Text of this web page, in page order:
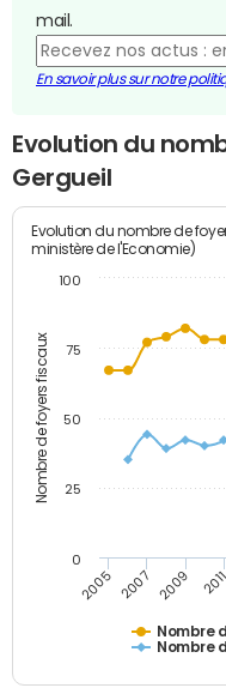
mail.
En savoir plus sur notre
Evolution du
Gergueil
Nombre de foyers fiscaux
Evolution du nombre de
ministère de l'Economie)
Nombre
Nombre
2005 2007 2009 2011
0
25
50
75
100